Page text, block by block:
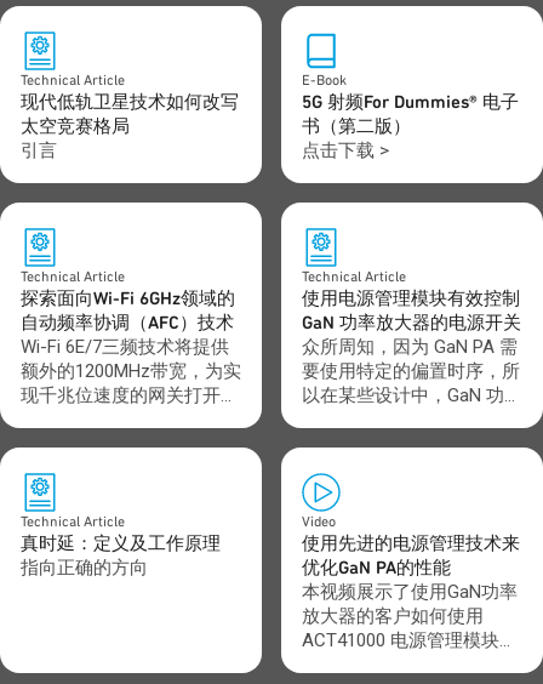
Technical Article
现代低轨卫星技术如何改写
太空竞赛格局
引言
E-Book
5G 射频For Dummies® 电子
书（第二版）
点击下载 >
Technical Article
探索面向Wi-Fi 6GHz领域的
自动频率协调（AFC）技术
Wi-Fi 6E/7三频技术将提供
额外的1200MHz带宽，为实
现千兆位速度的网关打开大
需要一些额外的共存技术才
能在某些环境中运行。在
6GHz频段，许可运营的固
网、公共运营商，以及本地
电视传输、广播辅助和有线
电视转播服务也在同一带宽
Technical Article
使用电源管理模块有效控制
GaN 功率放大器的电源开关
众所周知，因为 GaN PA 需
要使用特定的偏置时序，所
以在某些设计中，GaN 功率
具有挑战性。如果处理不
当，可能会导致组件损坏。
管理时序步骤相当关键。好
消息是，这项任务的难度有
所降低。
Technical Article
真时延：定义及工作原理
指向正确的方向
Video
使用先进的电源管理技术来
优化GaN PA的性能
本视频展示了使用GaN功率
放大器的客户如何使用
ACT41000 电源管理模块来